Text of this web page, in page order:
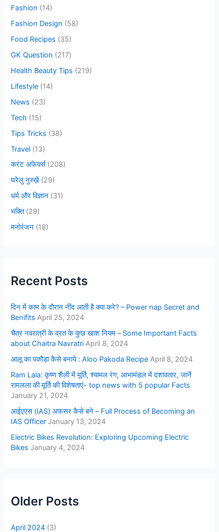
r
:
Fashion (14)
Fashion Design (58)
Food Recipes (35)
GK Question (217)
Health Beauty Tips (219)
Lifestyle (14)
News (23)
Tech (15)
Tips Tricks (38)
Travel (13)
करंट अफेयर्स(208)
घरेलु नुस्ख़ें (29)
धर्म और विज्ञान (31)
भक्ति(29)
मनोरंजन (18)
Recent Posts
दिन में काम के दौरान नींद आती है क्या करे? – Power nap Secret and
Benifits April 25, 2024
चैत्र नवरात्री के व्रत के कुछ खाश नियम – Some Important Facts
about Chaitra Navratri April 8, 2024
आलू का पकौड़ा कैसे बनाये : Aloo Pakoda Recipe April 8, 2024
Ram Lala: कृष्ण शैली में मूर्ति, श्यामल रंग, आभामंडल में दशावतार, जानें
रामलला की मूर्ति की विशेषताएं- top news with 5 popular Facts
January 21, 2024
आईएएस (IAS) अफसर कैसे बने – Full Process of Becoming an
IAS Officer January 13, 2024
Electric Bikes Revolution: Exploring Upcoming Electric
Bikes January 4, 2024
Older Posts
April 2024 (3)